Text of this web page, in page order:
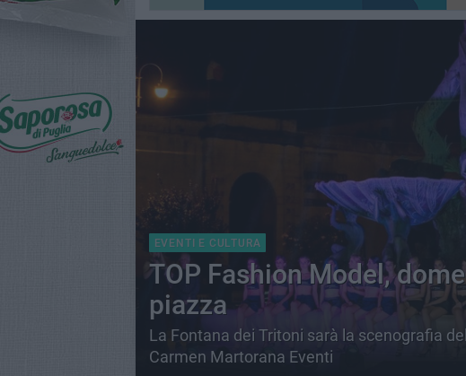
EVENTI E CULTURA
TOP Fashion Model,
piazza
La Fontana dei Tritoni sarà la scenografia
Carmen Martorana Eventi